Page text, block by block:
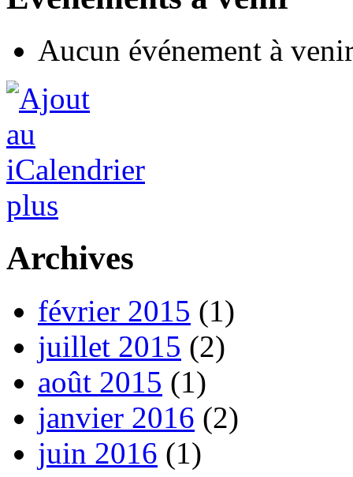
Aucun événement à
plus
Archives
février 2015 (1)
juillet 2015 (2)
août 2015 (1)
janvier 2016 (2)
juin 2016 (1)